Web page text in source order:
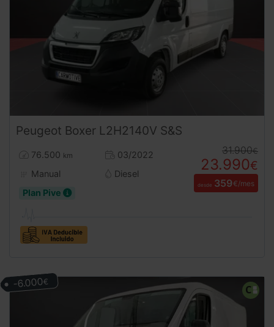
Peugeot Boxer L2H2140V S&S
76.500 km
03/2022
Manual
Diesel
Plan Pive
31.900€
23.990€
desde 359€/mes
-6.000€